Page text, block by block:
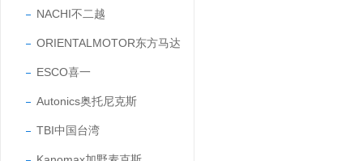
NACHI不二越
ORIENTALMOTOR东方马达
ESCO喜一
Autonics奥托尼克斯
TBI中国台湾